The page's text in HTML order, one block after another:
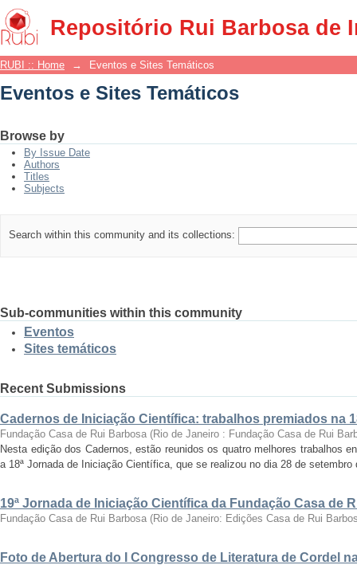
Repositório Rui Barbosa de
Eventos e Sites Temáticos
RUBI :: Home → Eventos e Sites Temáticos
Eventos e Sites Temáticos
Browse by
By Issue Date
Authors
Titles
Subjects
Search within this community and its collections:
Sub-communities within this community
Eventos
Sites temáticos
Recent Submissions
Cadernos de Iniciação Científica: trabalhos premiados na
Fundação Casa de Rui Barbosa (Rio de Janeiro : Fundação Casa de Rui
Nesta edição dos Cadernos, estão reunidos os quatro melhores trabalhos
a 18ª Jornada de Iniciação Científica, que se realizou no dia 28 de
19ª Jornada de Iniciação Científica da Fundação Casa de
Fundação Casa de Rui Barbosa (Rio de Janeiro: Edições Casa de Rui
Foto de Abertura do I Congresso de Literatura de Cordel